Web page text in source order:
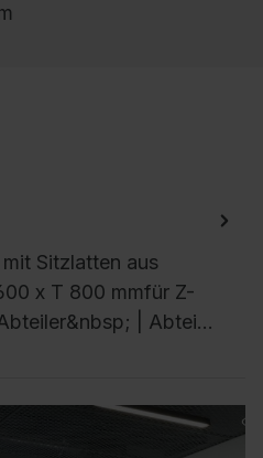
Sitzlatten aus
x T 800 mmfür Z-
| Abtei…